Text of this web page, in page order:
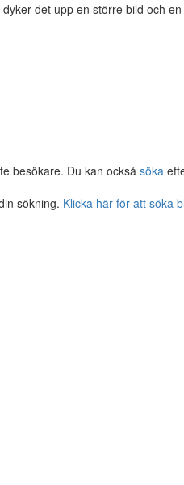
det upp en större bild och
besökare. Du kan också söka
sökning. Klicka här för att söka